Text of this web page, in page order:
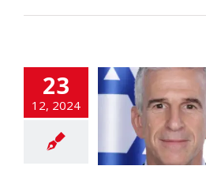
23
12, 2024
attaque
contre
Alya